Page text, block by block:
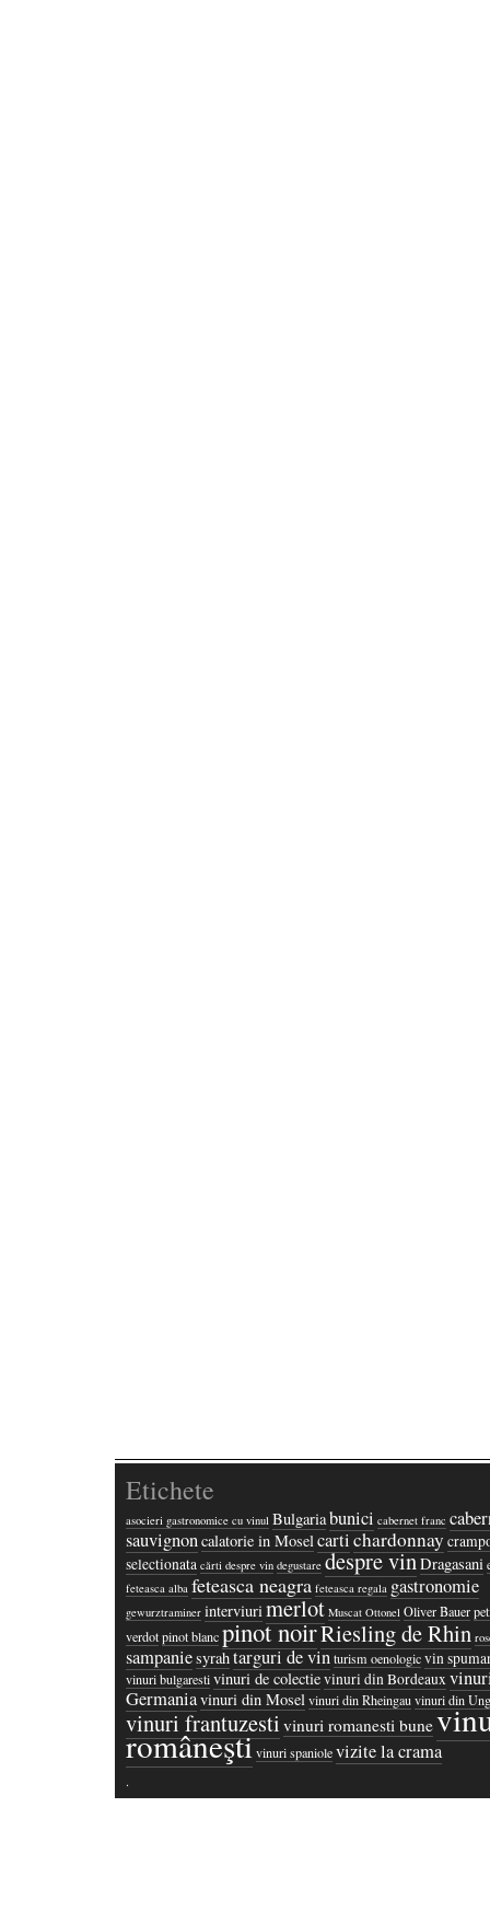
Etichete
asocieri gastronomice cu vinul Bulgariabunici cabernet franc
sauvignoncalatorie in Mosel cartichardonnay
selectionata cărti despre vin degustare despre vinDragasani
feteasca alba feteasca neagra feteasca regala gastronomie
gewurztraminer interviuri merlot Muscat Ottonel Oliver Bauer
verdotpinot blancpinot noirRiesling de Rhin
sampaniesyrahtarguri de vinturism oenologicvin
vinuri bulgarestivinuri de colectievinuri din Bordeaux
Germaniavinuri din Mosel vinuri din Rheingauvinuri din
vinuri frantuzesti vinuri romanesti bune
româneştivinuri spaniolevizite la crama
·